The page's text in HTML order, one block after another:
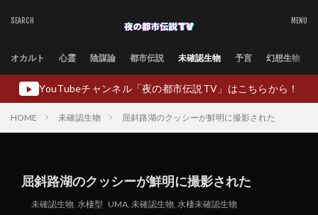
オカルト 心霊 陰謀論 都市伝説 未確認生物 予言 幻想生物
▶ YouTubeチャンネル「夜の都市伝説TV」はこちらから！
HOME 未確認生物 屈斜路湖のクッシーが鮮明に撮影された
屈斜路湖のクッシーが鮮明に撮影された
未確認生物, 水棲型 UMA, 未確認生物, 水棲未確認生物